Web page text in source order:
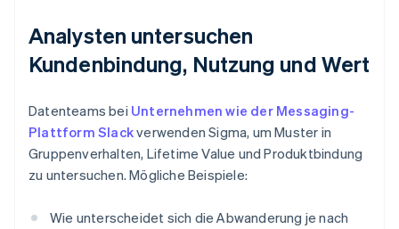
Analysten untersuchen
Kundenbindung, Nutzung und Wert
Datenteams bei Unternehmen wie der Messaging-
Plattform Slackverwenden Sigma, um Muster in
Gruppenverhalten, Lifetime Value und Produktbindung
zu untersuchen. Mögliche Beispiele:
Wie unterscheidet sich die Abwanderung je nach